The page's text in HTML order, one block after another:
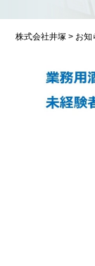
株式会社井塚 > お知